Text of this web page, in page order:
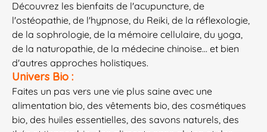
Découvrez les bienfaits de l'acupuncture, de
l'ostéopathie, de l'hypnose, du Reiki, de la réflexologie,
de la sophrologie, de la mémoire cellulaire, du yoga,
de la naturopathie, de la médecine chinoise... et bien
d'autres approches holistiques.
Univers Bio :
Faites un pas vers une vie plus saine avec une
alimentation bio, des vêtements bio, des cosmétiques
bio, des huiles essentielles, des savons naturels, des